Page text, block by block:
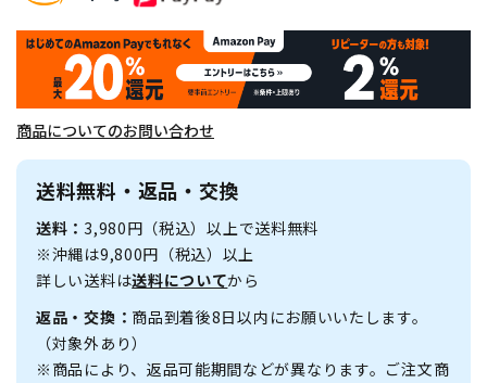
商品についてのお問い合わせ
送料無料・返品・交換
送料：3,980円（税込）以上で送料無料
※沖縄は9,800円（税込）以上
詳しい送料は送料についてから
返品・交換： 商品到着後8日以内にお願いいたします。
（対象外あり）
※商品により、返品可能期間などが異なります。ご注文商